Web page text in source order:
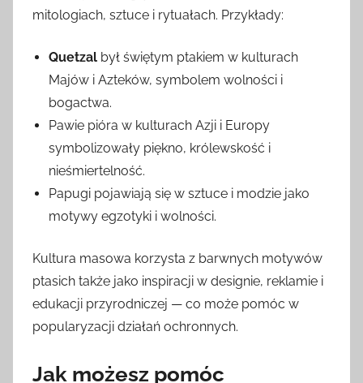
mitologiach, sztuce i rytuałach. Przykłady:
Quetzal był świętym ptakiem w kulturach
Majów i Azteków, symbolem wolności i
bogactwa.
Pawie pióra w kulturach Azji i Europy
symbolizowały piękno, królewskość i
nieśmiertelność.
Papugi pojawiają się w sztuce i modzie jako
motywy egzotyki i wolności.
Kultura masowa korzysta z barwnych motywów
ptasich także jako inspiracji w designie, reklamie i
edukacji przyrodniczej — co może pomóc w
popularyzacji działań ochronnych.
Jak możesz pomóc